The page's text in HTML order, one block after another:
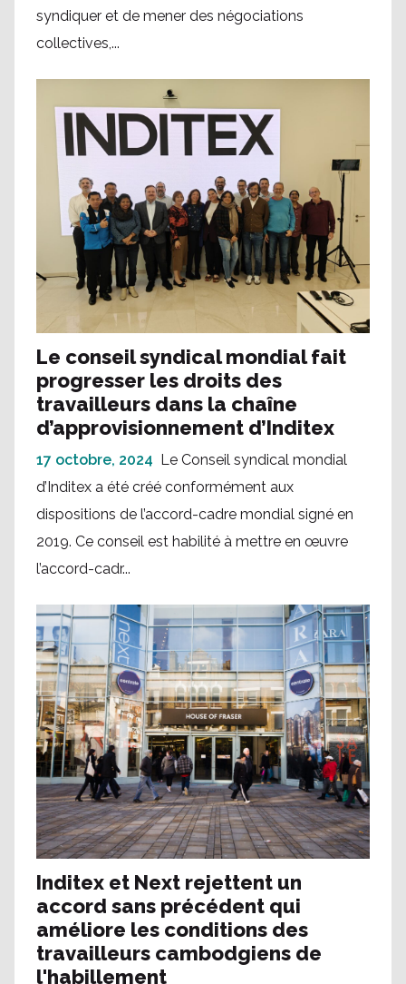
syndiquer et de mener des négociations
collectives,...
Le conseil syndical mondial fait
progresser les droits des
travailleurs dans la chaîne
d’approvisionnement d’Inditex
17 octobre, 2024 Le Conseil syndical mondial
d’Inditex a été créé conformément aux
dispositions de l’accord-cadre mondial signé en
2019. Ce conseil est habilité à mettre en œuvre
l’accord-cadr...
Inditex et Next rejettent un
accord sans précédent qui
améliore les conditions des
travailleurs cambodgiens de
l'habillement